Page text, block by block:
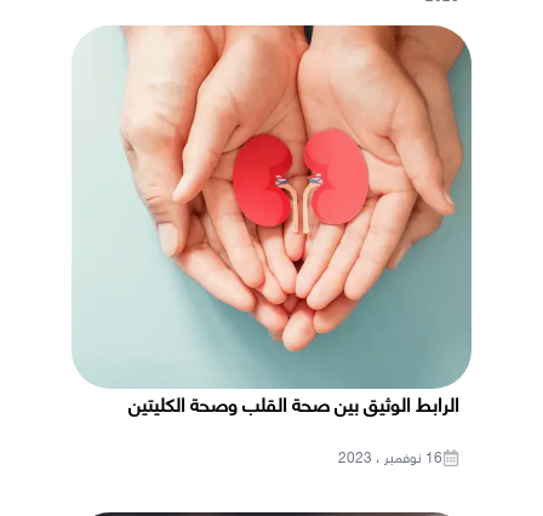
الرابط الوثيق بين صحة القلب وصحة الكليتين
16 نوفمبر ، 2023